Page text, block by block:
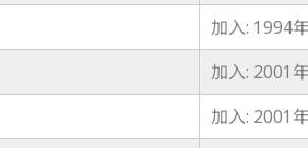
加入: 1994
加入: 2001
加入: 2001